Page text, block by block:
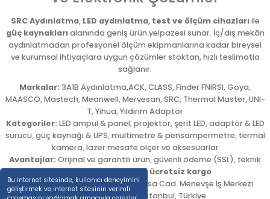
Bu internet sitesinde, kullanıcı deneyimini
geliştirmek ve internet sitesinin verimli
SRC Aydınlatma, LED aydınlatma, test ve ölçüm cihazlarıile
güç kaynaklarıalanında geniş ürün yelpazesi sunar. İç/dış mekân
aydınlatmadan profesyonel ölçüm ekipmanlarına kadar bireysel
ve kurumsal ihtiyaçlara uygun çözümler stoktan, hızlı teslimatla
sağlanır.
Markalar: 3A1B Aydınlatma,ACK, CLASS, Finder FNIRSI, Goya,
MAASCO, Mastech, Meanwell, Mervesan, SRC, Thermal Master, UNI-
T, Yihua, Yıldırım Adaptör
Kategoriler: LED ampul & panel, projektör, şerit LED, adaptör & LED
sürücü, güç kaynağı & UPS, multimetre & pensampermetre, termal
kamera, lazer mesafe ölçer ve aksesuarlar
Avantajlar: Orijinal ve garantili ürün, güvenli ödeme (SSL), teknik
destek,5.000 TL üzeri ücretsiz kargo
Adres: Emekyemez Mah. Okçumusa Cad. Menevşe İş Merkezi
No:22/58,Beyoğlu/ İstanbul, Türkiye